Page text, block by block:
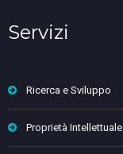
Servizi
Ricerca e Sviluppo
Proprietà Intellettuale